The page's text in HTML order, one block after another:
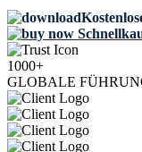
1000+
GLOBALE